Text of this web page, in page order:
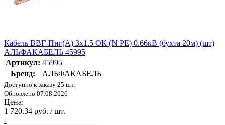
Кабель ВВГ-Пнг(А) 3х1.5 ОК (N PE) 0.66кВ (бухта 20м) (шт)
АЛЬФАКАБЕЛЬ 45995
Артикул: 45995
Бренд:
АЛЬФАКАБЕЛЬ
Доступно к заказу 25 шт.
Обновлено 07.08.2026
Цена:
1 720.34 руб. / шт.
-